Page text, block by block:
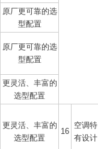
原厂更可靠的选
型配置
原厂更可靠的选
型配置
更灵活、丰富的
选型配置
更灵活、丰富的
选型配置
16
空调特
有设计